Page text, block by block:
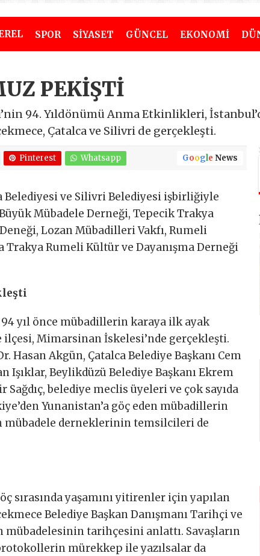
SPOR SİYASET GÜNCEL EKONOMİ
PEKİŞTİ
94. Yıldönümü Anma Etkinlikleri,
Çatalca ve Silivri de gerçekleşti.
Pinterest Whatsapp Google News
Belediyesi ve Silivri Belediyesi işbirliğiyle
Mübadele Derneği, Tepecik Trakya
Lozan Mübadilleri Vakfı, Rumeli
Rumeli Kültür ve Dayanışma Derneği
yıl önce mübadillerin karaya ilk ayak
ilçesi, Mimarsinan İskelesi’nde gerçekleşti.
Hasan Akgün, Çatalca Belediye Başkanı Cem
Işıklar, Beylikdüzü Belediye Başkanı Ekrem
belediye meclis üyeleri ve çok sayıda
Yunanistan’a göç eden mübadillerin
mübadele derneklerinin temsilcileri de
sırasında yaşamını yitirenler için yapılan
Belediye Başkan Danışmanı Tarihçi ve
mübadelesinin tarihçesini anlattı. Savaşların
mürekkep ile yazılsalar da